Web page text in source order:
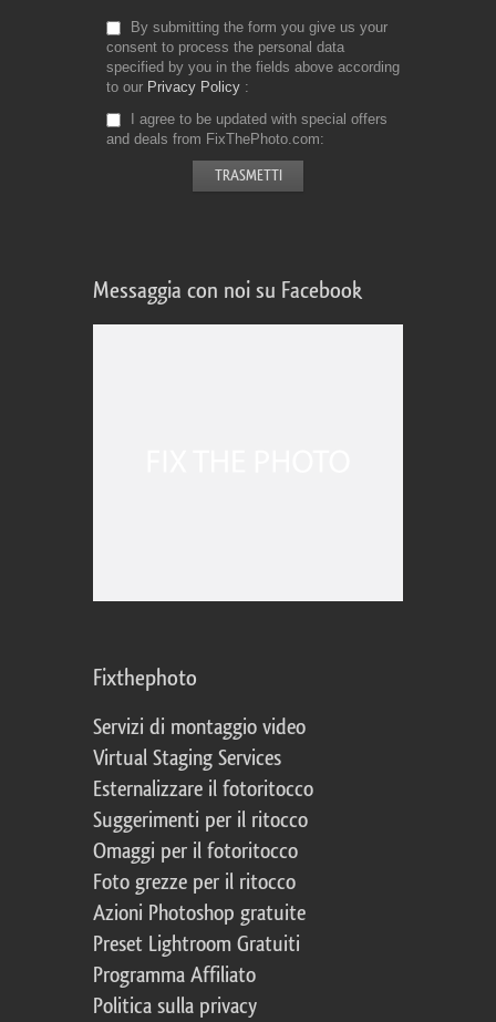
By submitting the form you give us your
consent to process the personal data
specified by you in the fields above according
to our Privacy Policy
I agree to be updated with special offers
and deals from FixThePhoto.com
Messaggia con noi su Facebook
Fixthephoto
Servizi di montaggio video
Virtual Staging Services
Esternalizzare il fotoritocco
Suggerimenti per il ritocco
Omaggi per il fotoritocco
Foto grezze per il ritocco
Azioni Photoshop gratuite
Preset Lightroom Gratuiti
Programma Affiliato
Politica sulla privacy